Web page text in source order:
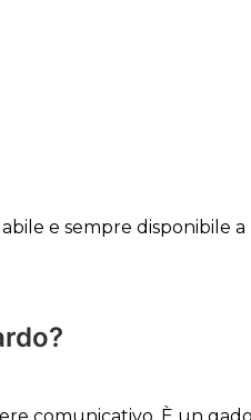
e sempre disponibile